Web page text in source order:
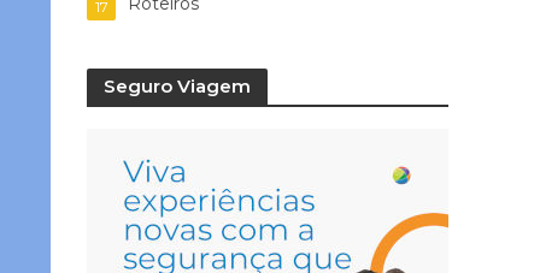
17
Seguro Viagem